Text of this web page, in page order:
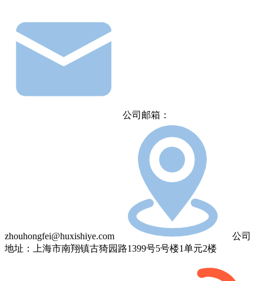
公司邮箱：
zhouhongfei@huxishiye.com
公司
地址：上海市南翔镇古猗园路1399号5号楼1单元2楼